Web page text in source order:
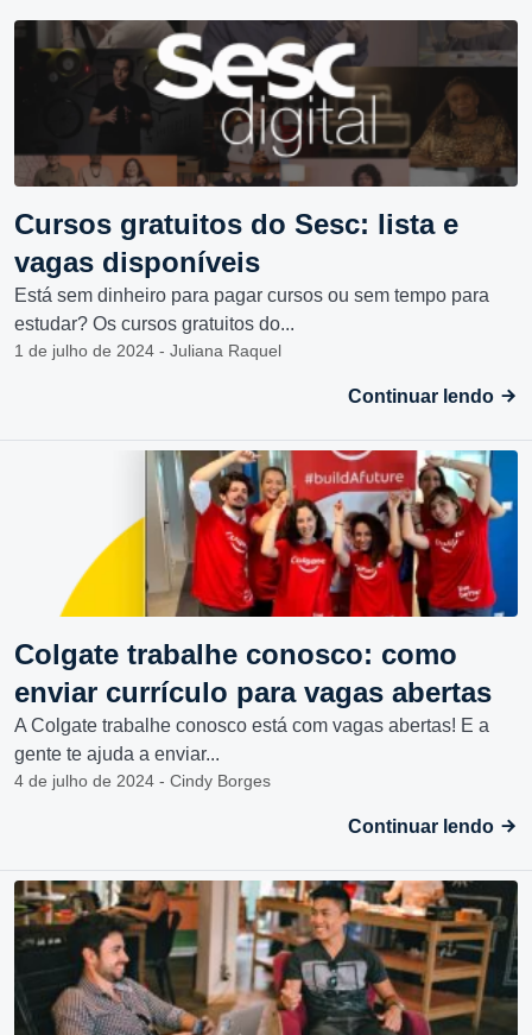
Cursos gratuitos do Sesc: lista e
vagas disponíveis
Está sem dinheiro para pagar cursos ou sem tempo para
estudar? Os cursos gratuitos do...
1 de julho de 2024 - Juliana Raquel
Continuar lendo
Colgate trabalhe conosco: como
enviar currículo para vagas abertas
A Colgate trabalhe conosco está com vagas abertas! E a
gente te ajuda a enviar...
4 de julho de 2024 - Cindy Borges
Continuar lendo